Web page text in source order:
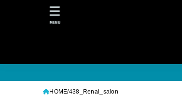
MENU
HOME 438_Renai_salon